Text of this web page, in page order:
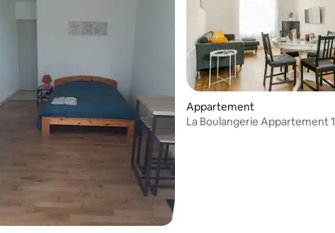
van 4,91 uit 5, 67 recensies
Appartement
La Boulangerie Appartement 1